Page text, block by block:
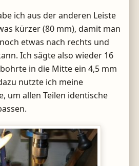
ich aus der anderen Leiste
kürzer (80 mm), damit man
etwas nach rechts und
Ich sägte also wieder 16
in die Mitte ein 4,5 mm
nutzte ich meine
um allen Teilen identische